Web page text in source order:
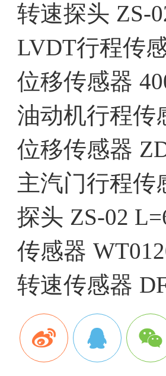
转速探头 ZS-
LVDT行程传
位移传感器
油动机行程传
位移传感器
主汽门行程传
探头 ZS-02
传感器
转速传感器